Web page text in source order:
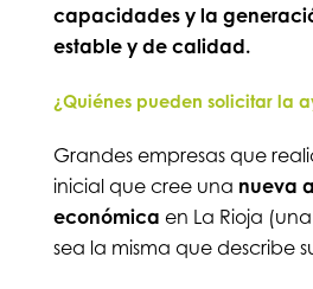
capacidades y la
estable y de calidad.
¿Quiénes pueden solicitar la
Grandes empresas que
inicial que cree una nueva
económica en La Rioja
sea la misma que describe